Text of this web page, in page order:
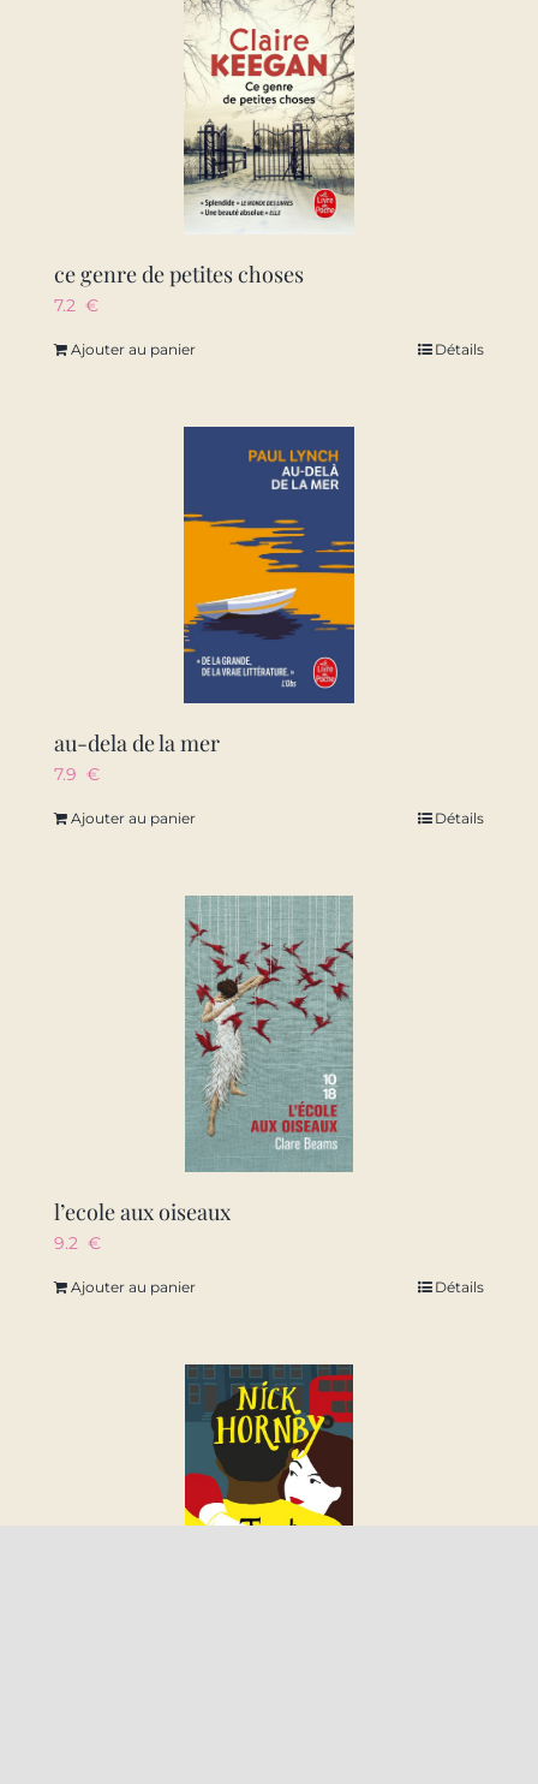
ce genre de petites choses
7.2 €
Ajouter au panier Détails
au-dela de la mer
7.9 €
Ajouter au panier Détails
l’ecole aux oiseaux
9.2 €
Ajouter au panier Détails